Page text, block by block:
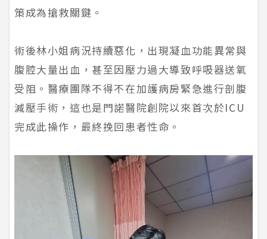
策成為搶救關鍵。
術後林小姐病況持續惡化，出現凝血功能異常與
腹腔大量出血，甚至因壓力過大導致呼吸器送氧
受阻。醫療團隊不得不在加護病房緊急進行剖腹
減壓手術，這也是門諾醫院創院以來首次於ICU
完成此操作，最終挽回患者性命。